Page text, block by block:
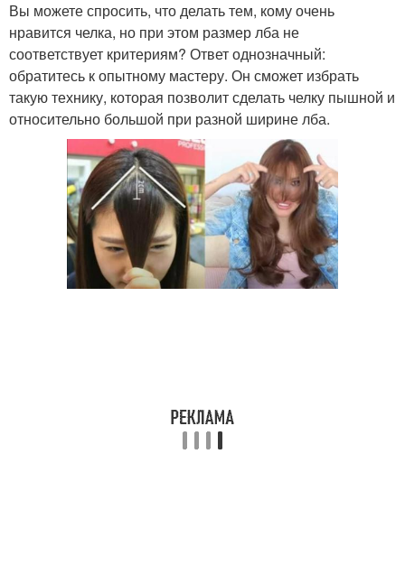
Вы можете спросить, что делать тем, кому очень
нравится челка, но при этом размер лба не
соответствует критериям? Ответ однозначный:
обратитесь к опытному мастеру. Он сможет избрать
такую технику, которая позволит сделать челку пышной и
относительно большой при разной ширине лба.